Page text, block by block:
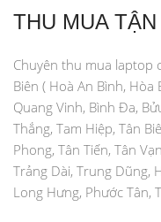
THU MUA
Chuyên thu mua laptop
Biên ( Hoà An Bình, Hòa
Quang Vinh, Bình Đa,
Thắng, Tam Hiệp, Tân
Phong, Tân Tiến, Tân
Trảng Dài, Trung Dũng,
Long Hưng, Phước Tân,